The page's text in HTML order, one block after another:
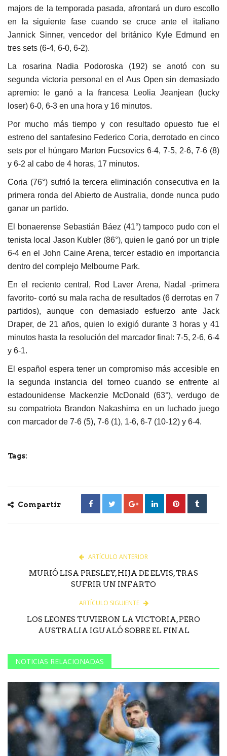
majors de la temporada pasada, afrontará un duro escollo
en la siguiente fase cuando se cruce ante el italiano
Jannick Sinner, vencedor del británico Kyle Edmund en
tres sets (6-4, 6-0, 6-2).
La rosarina Nadia Podoroska (192) se anotó con su
segunda victoria personal en el Aus Open sin demasiado
apremio: le ganó a la francesa Leolia Jeanjean (lucky
loser) 6-0, 6-3 en una hora y 16 minutos.
Por mucho más tiempo y con resultado opuesto fue el
estreno del santafesino Federico Coria, derrotado en cinco
sets por el húngaro Marton Fucsovics 6-4, 7-5, 2-6, 7-6 (8)
y 6-2 al cabo de 4 horas, 17 minutos.
Coria (76°) sufrió la tercera eliminación consecutiva en la
primera ronda del Abierto de Australia, donde nunca pudo
ganar un partido.
El bonaerense Sebastián Báez (41°) tampoco pudo con el
tenista local Jason Kubler (86°), quien le ganó por un triple
6-4 en el John Caine Arena, tercer estadio en importancia
dentro del complejo Melbourne Park.
En el reciento central, Rod Laver Arena, Nadal -primera
favorito- cortó su mala racha de resultados (6 derrotas en 7
partidos), aunque con demasiado esfuerzo ante Jack
Draper, de 21 años, quien lo exigió durante 3 horas y 41
minutos hasta la resolución del marcador final: 7-5, 2-6, 6-4
y 6-1.
El español espera tener un compromiso más accesible en
la segunda instancia del torneo cuando se enfrente al
estadounidense Mackenzie McDonald (63°), verdugo de
su compatriota Brandon Nakashima en un luchado juego
con marcador de 7-6 (5), 7-6 (1), 1-6, 6-7 (10-12) y 6-4.
Tags:
Compartir
ARTÍCULO ANTERIOR
MURIÓ LISA PRESLEY, HIJA DE ELVIS, TRAS
SUFRIR UN INFARTO
ARTÍCULO SIGUIENTE
LOS LEONES TUVIERON LA VICTORIA, PERO
AUSTRALIA IGUALÓ SOBRE EL FINAL
NOTICIAS RELACIONADAS